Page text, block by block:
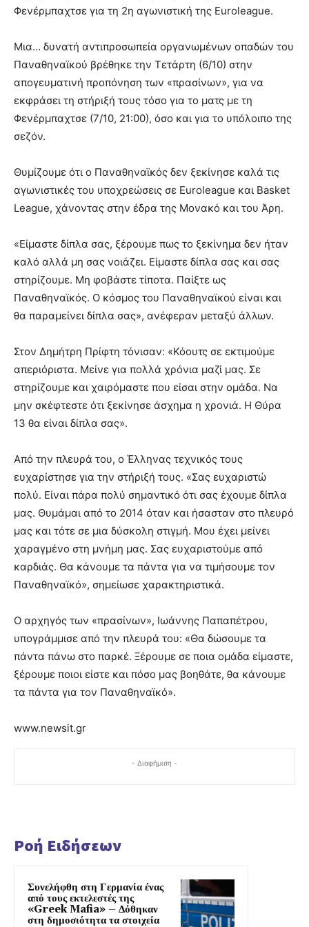
Φενέρμπαχτσε για τη 2η αγωνιστική της Euroleague.
Μια… δυνατή αντιπροσωπεία οργανωμένων οπαδών του
Παναθηναϊκού βρέθηκε την Τετάρτη (6/10) στην
απογευματινή προπόνηση των «πρασίνων», για να
εκφράσει τη στήριξή τους τόσο για το ματς με τη
Φενέρμπαχτσε (7/10, 21:00), όσο και για το υπόλοιπο της
σεζόν.
Θυμίζουμε ότι ο Παναθηναϊκός δεν ξεκίνησε καλά τις
αγωνιστικές του υποχρεώσεις σε Euroleague και Basket
League, χάνοντας στην έδρα της Μονακό και του Άρη.
«Είμαστε δίπλα σας, ξέρουμε πως το ξεκίνημα δεν ήταν
καλό αλλά μη σας νοιάζει. Είμαστε δίπλα σας και σας
στηρίζουμε. Μη φοβάστε τίποτα. Παίξτε ως
Παναθηναϊκός. Ο κόσμος του Παναθηναϊκού είναι και
θα παραμείνει δίπλα σας», ανέφεραν μεταξύ άλλων.
Στον Δημήτρη Πρίφτη τόνισαν: «Κόουτς σε εκτιμούμε
απεριόριστα. Μείνε για πολλά χρόνια μαζί μας. Σε
στηρίζουμε και χαιρόμαστε που είσαι στην ομάδα. Να
μην σκέφτεστε ότι ξεκίνησε άσχημα η χρονιά. Η Θύρα
13 θα είναι δίπλα σας».
Από την πλευρά του, ο Έλληνας τεχνικός τους
ευχαρίστησε για την στήριξή τους. «Σας ευχαριστώ
πολύ. Είναι πάρα πολύ σημαντικό ότι σας έχουμε δίπλα
μας. Θυμάμαι από το 2014 όταν και ήσασταν στο πλευρό
μας και τότε σε μια δύσκολη στιγμή. Μου έχει μείνει
χαραγμένο στη μνήμη μας. Σας ευχαριστούμε από
καρδιάς. Θα κάνουμε τα πάντα για να τιμήσουμε τον
Παναθηναϊκό», σημείωσε χαρακτηριστικά.
Ο αρχηγός των «πρασίνων», Ιωάννης Παπαπέτρου,
υπογράμμισε από την πλευρά του: «Θα δώσουμε τα
πάντα πάνω στο παρκέ. Ξέρουμε σε ποια ομάδα είμαστε,
ξέρουμε ποιοι είστε και πόσο μας βοηθάτε, θα κάνουμε
τα πάντα για τον Παναθηναϊκό».
www.newsit.gr
- Διαφήμιση -
Ροή Ειδήσεων
Συνελήφθη στη Γερμανία ένας
από τους εκτελεστές της
«Greek Mafia» – Δόθηκαν
στη δημοσιότητα τα στοιχεία